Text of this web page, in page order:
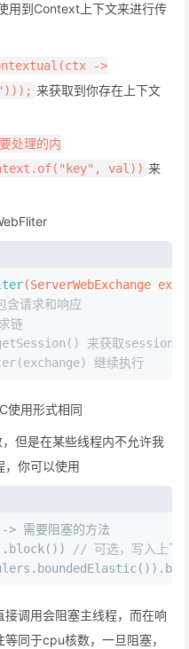
用到Context上下文来进行传
->
来获取到你存在上下文
处理的内
val)) 来
(ServerWebExchange
请求和响应
链
来获取session
继续执行
使用形式相同
但是在某些线程内不允许我
，你可以使用
需要阻塞的方法
// 可选，写入上下
调用会阻塞主线程，而在响
同于cpu核数，一旦阻塞，